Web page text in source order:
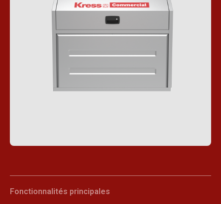
Fonctionnalités principales